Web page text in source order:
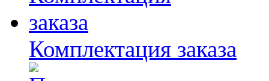
Комплектация заказа